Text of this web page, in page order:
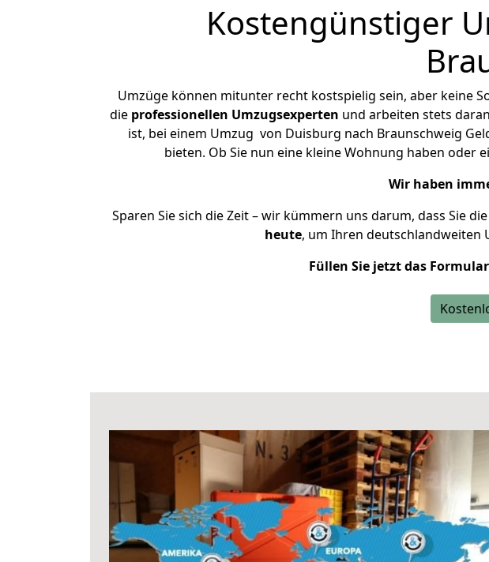
Kostengünstiger
Umzüge können mitunter recht kostspielig sein, aber keine
die professionellen Umzugsexperten und arbeiten stets
ist, bei einem Umzug von Duisburg nach Braunschweig
bieten. Ob Sie nun eine kleine Wohnung haben oder
Wir haben
Sparen Sie sich die Zeit – wir kümmern uns darum, dass Sie
heute, um Ihren deutschlandweiten
Füllen Sie jetzt das